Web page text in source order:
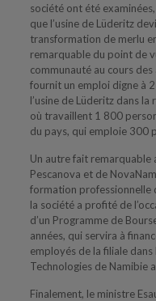
société ont été
que l’usine de Lüderitz
transformation de merlu
remarquable du point de
communauté au cours des
fournit un emploi digne à
l’usine de Lüderitz dans la
où travaillent 1 800
du pays, qui emploie 300
Un autre fait remarquable
Pescanova et de
formation professionnelle
la société a profité de
d’un Programme de
années, qui servira à
employés de la filiale dans
Technologies de Namibie
Finalement, le ministre